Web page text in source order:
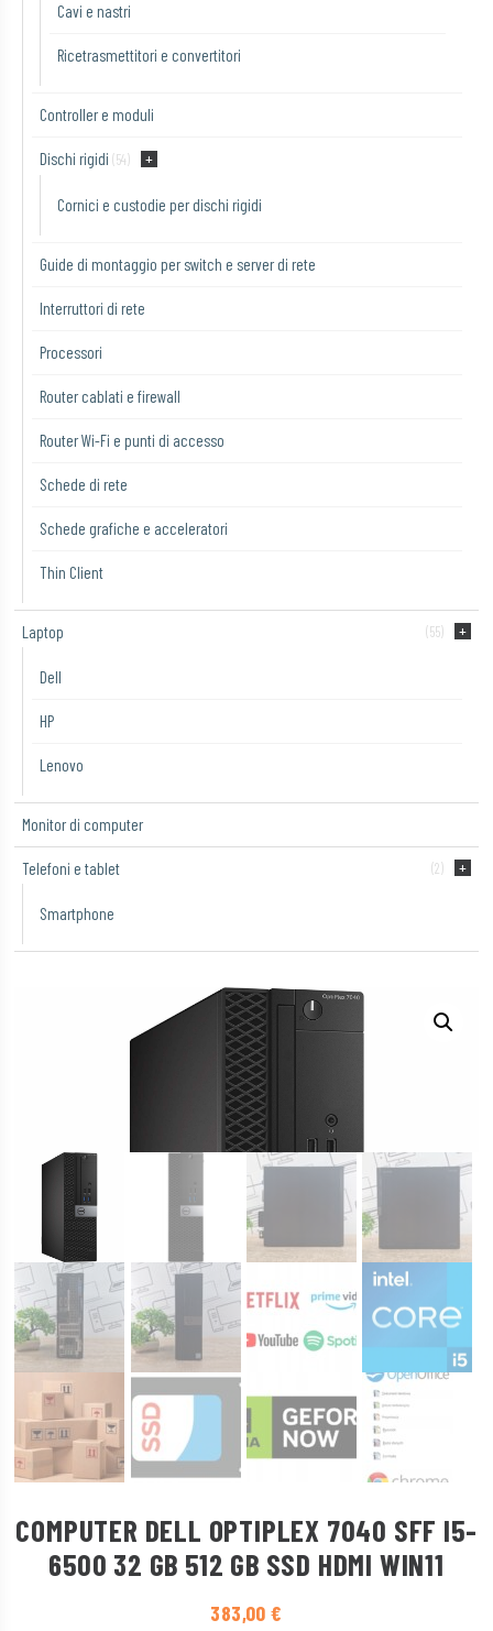
Cavi e nastri
Ricetrasmettitori e convertitori
Controller e moduli
Dischi rigidi (54)
Cornici e custodie per dischi rigidi
Guide di montaggio per switch e server di rete
Interruttori di rete
Processori
Router cablati e firewall
Router Wi-Fi e punti di accesso
Schede di rete
Schede grafiche e acceleratori
Thin Client
Laptop (55)
Dell
HP
Lenovo
Monitor di computer
Telefoni e tablet (2)
Smartphone
COMPUTER DELL OPTIPLEX 7040 SFF I5-
6500 32 GB 512 GB SSD HDMI WIN11
383,00€